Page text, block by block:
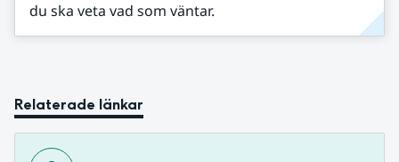
du ska veta vad som väntar.
Relaterade länkar